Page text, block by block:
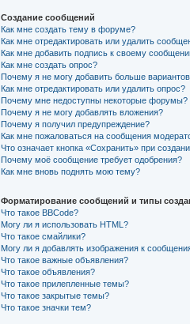
Создание сообщений
Как мне создать тему в форуме?
Как мне отредактировать или удалить
Как мне добавить подпись к своему
Как мне создать опрос?
Почему я не могу добавить больше
Как мне отредактировать или удалить опрос?
Почему мне недоступны некоторые форумы?
Почему я не могу добавлять вложения?
Почему я получил предупреждение?
Как мне пожаловаться на сообщения
Что означает кнопка «Сохранить» при
Почему моё сообщение требует одобрения?
Как мне вновь поднять мою тему?
Форматирование сообщений и типы
Что такое BBCode?
Могу ли я использовать HTML?
Что такое смайлики?
Могу ли я добавлять изображения к
Что такое важные объявления?
Что такое объявления?
Что такое прилепленные темы?
Что такое закрытые темы?
Что такое значки тем?